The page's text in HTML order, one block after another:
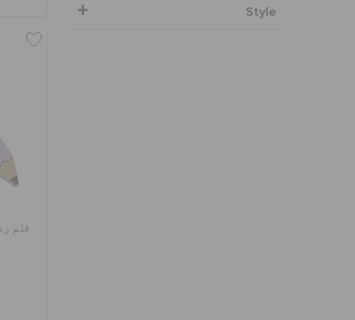
Style
قلم